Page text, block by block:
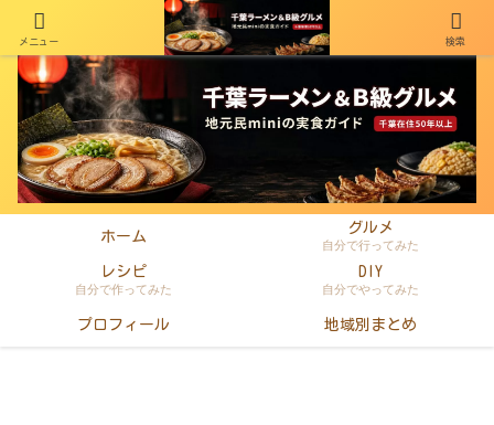
千葉在住50年以上のminiがラーメン・町中華・B級グルメを本音レビュー
ホーム
グルメ
自分で行ってみた
レシピ
自分で作ってみた
DIY
自分でやってみた
プロフィール 地域別まとめ
メニュー 検索